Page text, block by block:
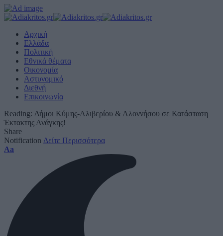
Αρχική
Ελλάδα
Πολιτική
Εθνικά θέματα
Οικονομία
Αστυνομικό
Διεθνή
Επικοινωνία
Reading: Δήμοι Κύμης-Αλιβερίου & Αλοννήσου σε Κατάσταση
Έκτακτης Ανάγκης!
Share
Notification Δείτε Περισσότερα
Font
Aa